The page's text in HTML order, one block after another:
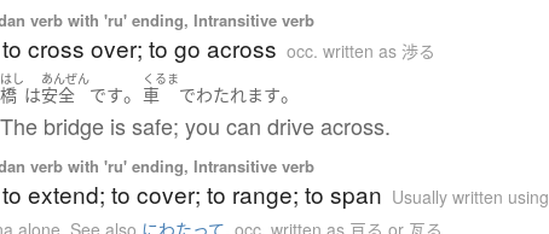
verb with 'ru' ending, Intransitive verb
to cross over; to go across occ. written as 渉る
はし
橋 は
あんぜん
安全 です。
くるま
車 でわたれます。
The bridge is safe; you can drive across.
verb with 'ru' ending, Intransitive verb
to extend; to cover; to range; to span Usually written using
alone, See also にわたって,occ. written as 亘る or 亙る